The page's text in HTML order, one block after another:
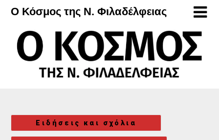
Μετάβαση
περιεχόμενο
Ο Κόσμος της Ν. Φιλαδέλφειας
Ειδήσεις και σχόλια